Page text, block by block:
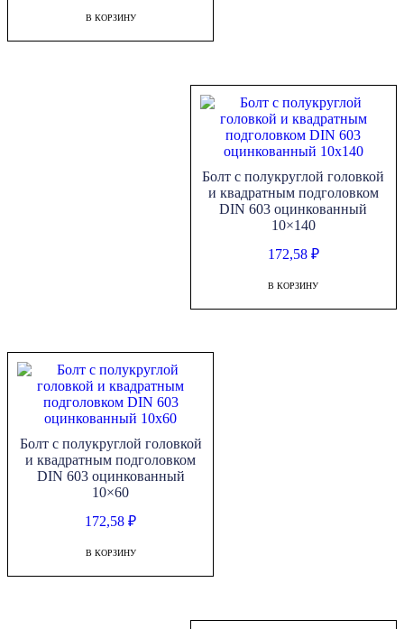
В КОРЗИНУ
Болт с полукруглой головкой
и квадратным подголовком
DIN 603 оцинкованный
10×140
172,58 ₽
В КОРЗИНУ
Болт с полукруглой головкой
и квадратным подголовком
DIN 603 оцинкованный
10×60
172,58₽
В КОРЗИНУ